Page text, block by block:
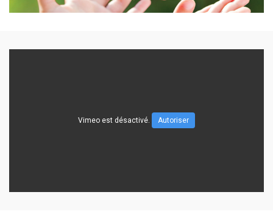
Vimeo est désactivé. Autoriser